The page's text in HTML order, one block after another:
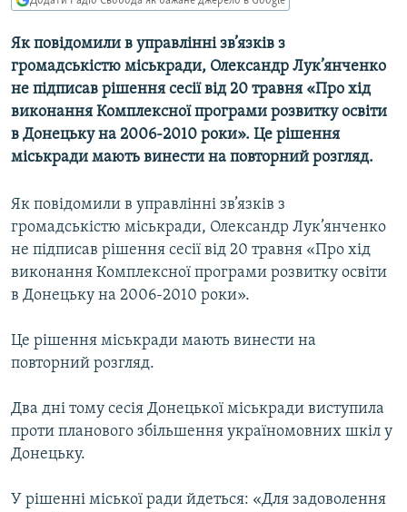
УКРАЇНА
СВІТ
ТИ ЯК?
СХЕМИ
ПРИАЗОВ’Я
КИТАЙ.ВИКЛИКИ
МУЛЬТИМЕДІА
СПЕЦПРОЄКТИ
ПОДКАСТИ
КРИМ РЕАЛІЇ
УКР
ДОЛУЧАЙСЯ!
Як повідомили в управлінні зв’язків з
громадськістю міськради, Олександр Лук’янченко
не підписав рішення сесії від 20 травня «Про хід
виконання Комплексної програми розвитку освіти
в Донецьку на 2006-2010 роки». Це рішення
міськради мають винести на повторний розгляд.
Як повідомили в управлінні зв’язків з
громадськістю міськради, Олександр Лук’янченко
не підписав рішення сесії від 20 травня «Про хід
виконання Комплексної програми розвитку освіти
в Донецьку на 2006-2010 роки».
Це рішення міськради мають винести на
повторний розгляд.
Два дні тому сесія Донецької міськради виступила
проти планового збільшення україномовних шкіл у
Донецьку.
У рішенні міської ради йдеться: «Для задоволення